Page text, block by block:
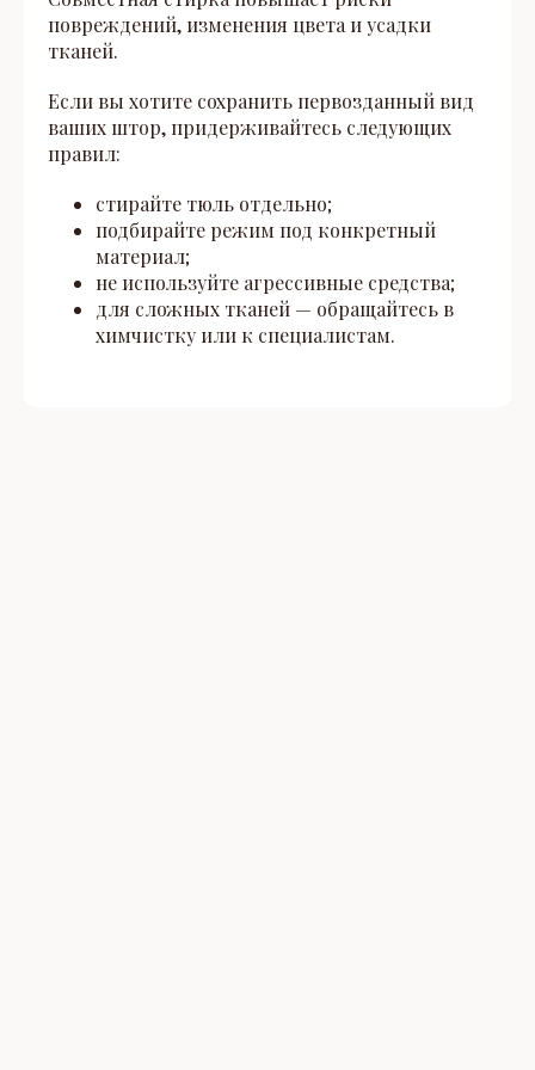
повреждений, изменения цвета и усадки
тканей.
Если вы хотите сохранить первозданный вид
ваших штор, придерживайтесь следующих
правил:
стирайте тюль отдельно;
подбирайте режим под конкретный
материал;
не используйте агрессивные средства;
для сложных тканей — обращайтесь в
химчистку или к специалистам.